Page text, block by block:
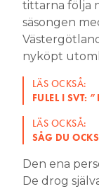
tittarna följa
säsongen
nyköpt
LÄS OCKSÅ:
FULEL I SVT:
LÄS OCKSÅ:
SÅG DU
Den ena
De drog